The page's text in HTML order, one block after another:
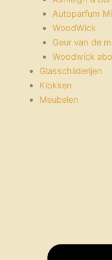
Autoparfum
WoodWick
Geur van de
Woodwick
Glasschilderijen
Klokken
Meubelen